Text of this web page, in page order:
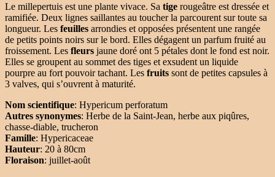
Le millepertuis est une plante vivace. Sa tige rougeâtre est dressée et
ramifiée. Deux lignes saillantes au toucher la parcourent sur toute sa
longueur. Les feuilles arrondies et opposées présentent une rangée
de petits points noirs sur le bord. Elles dégagent un parfum fruité au
froissement. Les fleurs jaune doré ont 5 pétales dont le fond est noir.
Elles se groupent au sommet des tiges et exsudent un liquide
pourpre au fort pouvoir tachant. Les fruits sont de petites capsules à
3 valves, qui s’ouvrent à maturité.
Nom scientifique: Hypericum perforatum
Autres synonymes: Herbe de la Saint-Jean, herbe aux piqûres,
chasse-diable, trucheron
Famille: Hypericaceae
Hauteur: 20 à 80cm
Floraison: juillet-août